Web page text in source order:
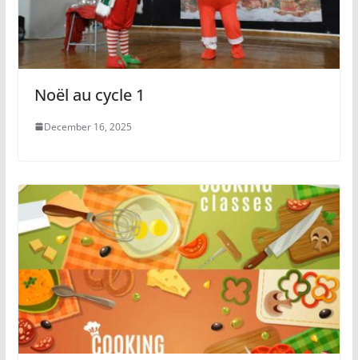
Noël au cycle 1
December 16, 2025